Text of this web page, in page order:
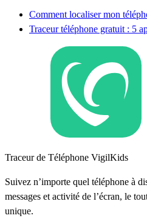
Comment localiser mon
Traceur téléphone gratuit : 5
Traceur de Téléphone VigilKids
Suivez n’importe quel téléphone à
messages et activité de l’écran, le
unique.